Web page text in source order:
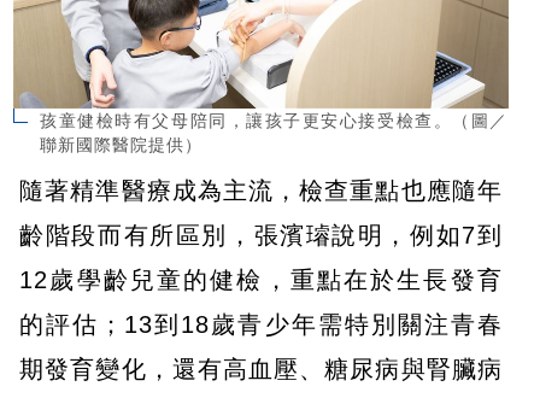
孩童健檢時有父母陪同，讓孩子更安心接受檢查。（圖／
聯新國際醫院提供）
隨著精準醫療成為主流，檢查重點也應隨年
齡階段而有所區別，張濱璿說明，例如7到
12歲學齡兒童的健檢，重點在於生長發育
的評估；13到18歲青少年需特別關注青春
期發育變化，還有高血壓、糖尿病與腎臟病